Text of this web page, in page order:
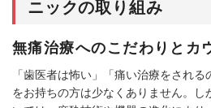
ニックの取り組み
無痛治療へのこだわりとカ
「歯医者は怖い」「痛い治療をされ
をお持ちの方は少なくありません。し